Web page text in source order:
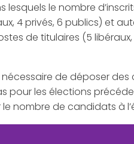
le nombre
4 privés, 6 publics) et
de titulaires (5
nécessaire de déposer
pour les élections
nombre de candidats à